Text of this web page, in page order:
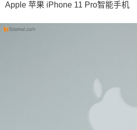
Apple 苹果 iPhone 11 Pro智能手机